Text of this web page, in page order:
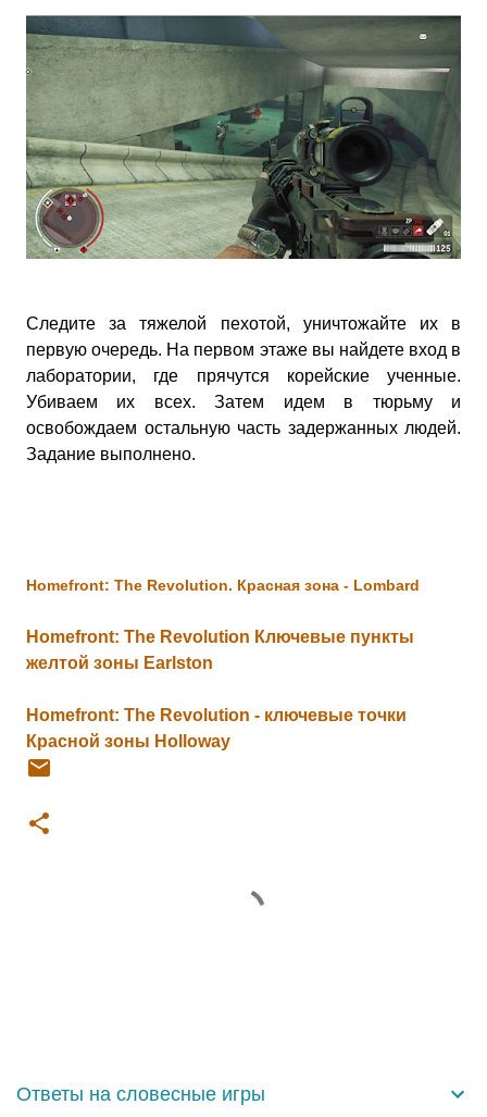
Следите за тяжелой пехотой, уничтожайте их в
первую очередь. На первом этаже вы найдете вход в
лаборатории, где прячутся корейские ученные.
Убиваем их всех. Затем идем в тюрьму и
освобождаем остальную часть задержанных людей.
Задание выполнено.
Homefront: The Revolution. Красная зона - Lombard
Homefront: The Revolution Ключевые пункты
желтой зоны Earlston
Homefront: The Revolution - ключевые точки
Красной зоны Holloway
Ответы на словесные игры